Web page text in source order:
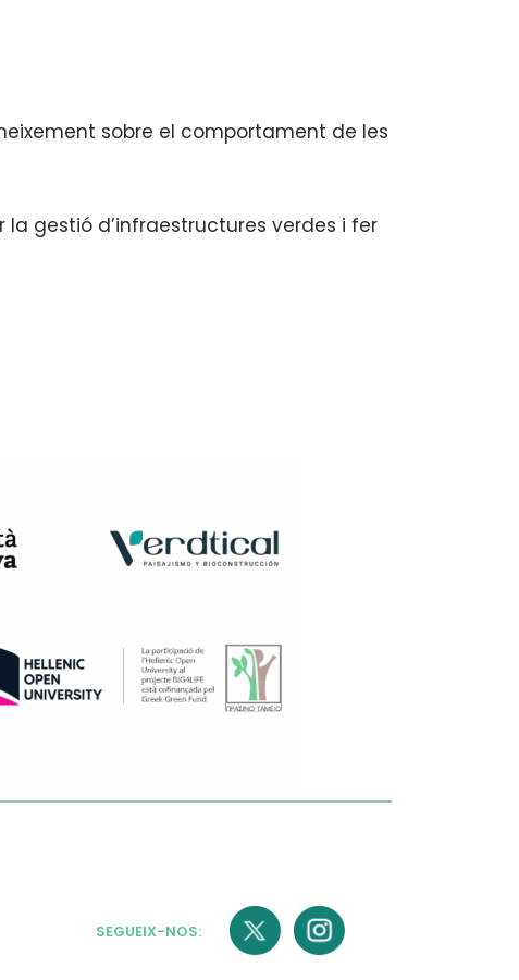
sobre el comportament de les
gestió d’infraestructures verdes i fer
SEGUEIX-NOS: